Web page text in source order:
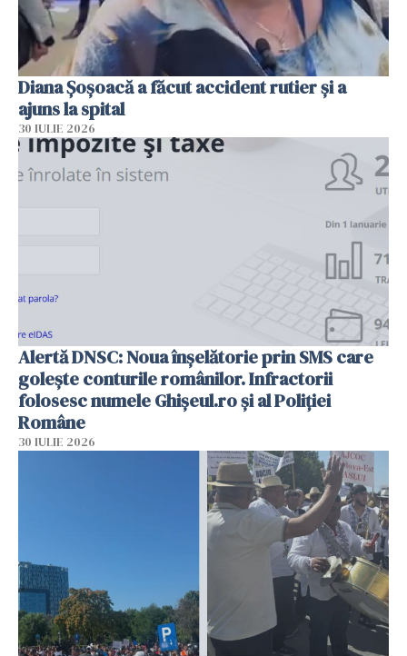
Diana Șoșoacă a făcut accident rutier și a
ajuns la spital
30 IULIE 2026
Alertă DNSC: Noua înșelătorie prin SMS care
golește conturile românilor. Infractorii
folosesc numele Ghișeul.ro și al Poliției
Române
30 IULIE 2026